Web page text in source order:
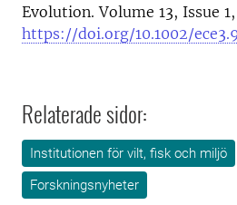
Evolution. Volume 13, Issue
https://doi.org/10.1002/
Relaterade sidor:
Institutionen för vilt, fisk och miljö
Forskningsnyheter